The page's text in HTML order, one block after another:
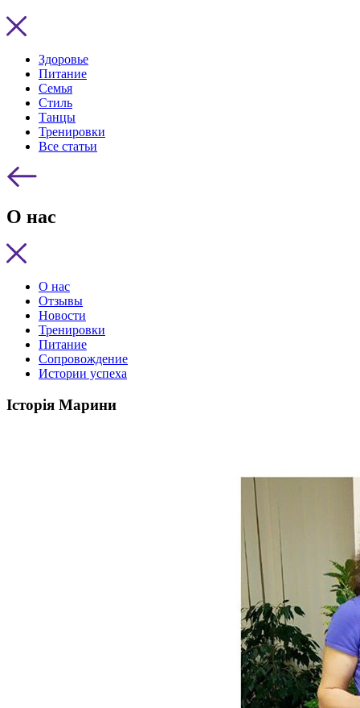
Здоровье
Питание
Семья
Стиль
Танцы
Тренировки
Все статьи
О нас
О нас
Отзывы
Новости
Тренировки
Питание
Сопровождение
Истории успеха
Історія Марини